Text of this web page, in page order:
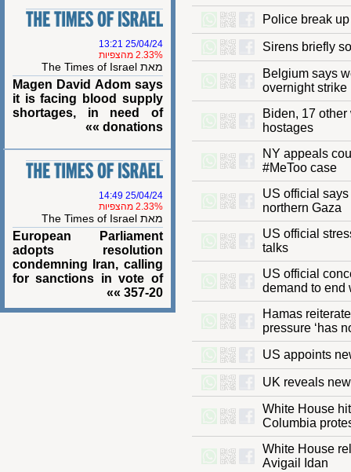
Police
Sirens
Belgium
overnight
Biden, 17
hostages
NY appeals
#MeToo
US official
northern
US official
talks
US official
demand to
Hamas
pressure
US appoints
UK reveals
White
Columbia
White
Avigail Idan
25/04/24 13:21
2.33% מהצפיות
מאת The Times of Israel
Magen David Adom says
it is facing blood supply
shortages, in need of
donations »»
25/04/24 14:49
2.33% מהצפיות
מאת The Times of Israel
European Parliament
adopts resolution
condemning Iran, calling
for sanctions in vote of
357-20 »»